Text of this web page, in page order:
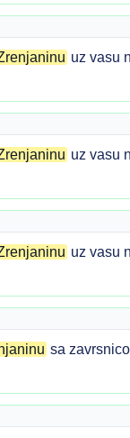
uz vasu
uz vasu
uz vasu
sa